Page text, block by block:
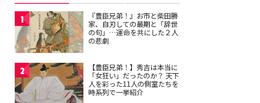
1
『豊臣兄弟！』お市と柴田勝
家、自刃しての最期と「辞世
の句」…運命を共にした２人
の悲劇
2
【豊臣兄弟！】秀吉は本当に
「女狂い」だったのか？ 天下
人を彩った11人の側室たちを
時系列で一挙紹介